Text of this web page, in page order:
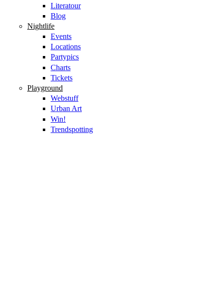
Literatour
Blog
Nightlife
Events
Locations
Partypics
Charts
Tickets
Playground
Webstuff
Urban Art
Win!
Trendspotting